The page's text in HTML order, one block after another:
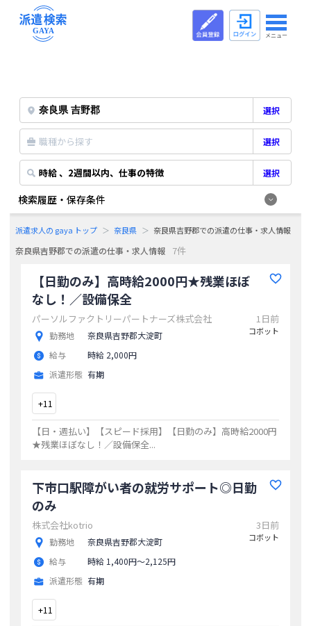
メニュー
選択
職種から探す 選択
時給 、2週間以内、仕事の特徴 選択
検索履歴・保存条件
派遣求人の gaya トップ 奈良県 奈良県吉野郡での派遣の仕事・求人情報
奈良県吉野郡での派遣の仕事・求人情報 7件
【日勤のみ】高時給2000円★残業ほぼ
なし！／設備保全
パーソルファクトリーパートナーズ株式会社
勤務地
奈良県吉野郡大淀町
給与
時給 2,000円
派遣形態 有期
1日前
コボット
+11
【日・週払い】【スピード採用】【日勤のみ】高時給2000円
★残業ほぼなし！／設備保全...
下市口駅障がい者の就労サポート◎日勤
のみ
株式会社kotrio
勤務地
奈良県吉野郡大淀町
給与
時給 1,400円〜2,125円
派遣形態 有期
3日前
コボット
+11